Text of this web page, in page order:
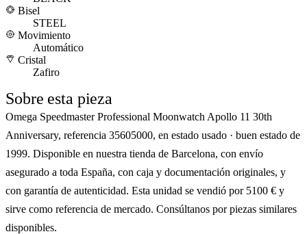
Bisel
STEEL
Movimiento
Automático
Cristal
Zafiro
Sobre esta pieza
Omega Speedmaster Professional Moonwatch Apollo 11 30th
Anniversary, referencia 35605000, en estado usado · buen estado de
1999. Disponible en nuestra tienda de Barcelona, con envío
asegurado a toda España, con caja y documentación originales, y
con garantía de autenticidad. Esta unidad se vendió por 5100 € y
sirve como referencia de mercado. Consúltanos por piezas similares
disponibles.